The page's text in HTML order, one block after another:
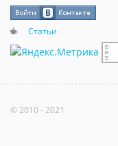
Статьи
© 2010 - 2021